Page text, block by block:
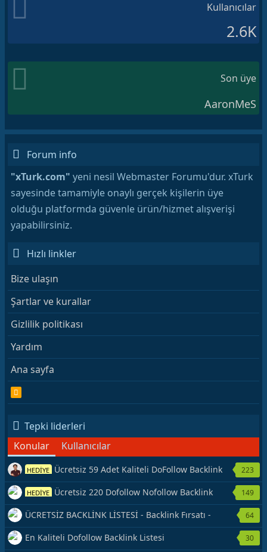
Kullanıcılar
2.6K
Son üye
AaronMeS
Forum info
"xTurk.com" yeni nesil Webmaster Forumu'dur. xTurk
sayesinde tamamiyle onaylı gerçek kişilerin üye
olduğu platformda güvenle ürün/hizmet alışverişi
yapabilirsiniz.
Hızlı linkler
Bize ulaşın
Şartlar ve kurallar
Gizlilik politikası
Yardım
Ana sayfa
S
Tepki liderleri
Konular
Kullanıcılar
HEDİYE Ücretsiz 59 Adet Kaliteli DoFollow Backlink
Kaynağı Veriyorum.
223
HEDİYE Ücretsiz 220 Dofollow Nofollow Backlink
Veriyorum
149
ÜCRETSİZ BACKLİNK LİSTESİ - Backlink Fırsatı -
Hemen Yetiş!
64
En Kaliteli Dofollow Backlink Listesi 30